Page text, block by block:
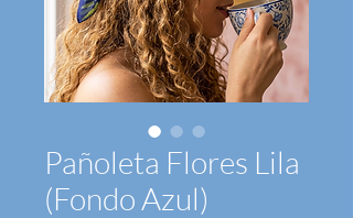
Pañoleta Flores Lila
(Fondo Azul)